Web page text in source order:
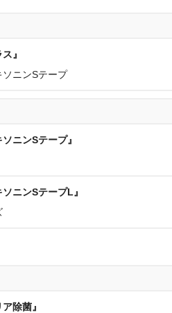
』
ニンSテープ
ニンSテープ』
ニンSテープL』
除菌』